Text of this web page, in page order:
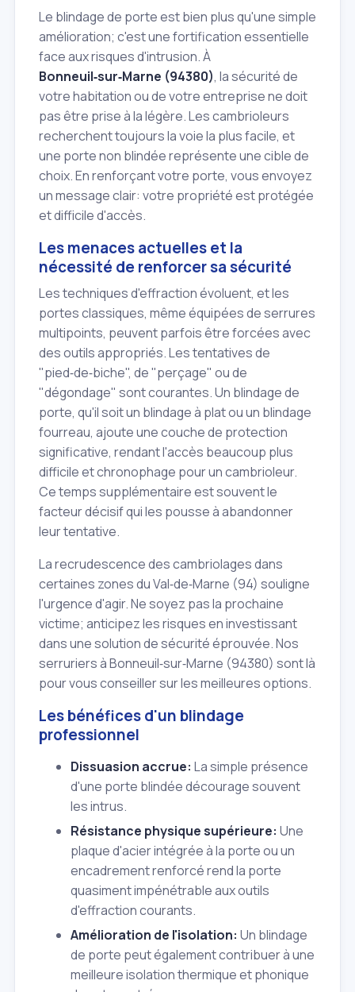
Le blindage de porte est bien plus qu'une simple
amélioration; c'est une fortification essentielle
face aux risques d'intrusion. À
Bonneuil‑sur‑Marne (94380), la sécurité de
votre habitation ou de votre entreprise ne doit
pas être prise à la légère. Les cambrioleurs
recherchent toujours la voie la plus facile, et
une porte non blindée représente une cible de
choix. En renforçant votre porte, vous envoyez
un message clair: votre propriété est protégée
et difficile d'accès.
Les menaces actuelles et la
nécessité de renforcer sa sécurité
Les techniques d'effraction évoluent, et les
portes classiques, même équipées de serrures
multipoints, peuvent parfois être forcées avec
des outils appropriés. Les tentatives de
"pied‑de‑biche", de "perçage" ou de
"dégondage" sont courantes. Un blindage de
porte, qu'il soit un blindage à plat ou un blindage
fourreau, ajoute une couche de protection
significative, rendant l'accès beaucoup plus
difficile et chronophage pour un cambrioleur.
Ce temps supplémentaire est souvent le
facteur décisif qui les pousse à abandonner
leur tentative.
La recrudescence des cambriolages dans
certaines zones du Val‑de‑Marne (94) souligne
l'urgence d'agir. Ne soyez pas la prochaine
victime; anticipez les risques en investissant
dans une solution de sécurité éprouvée. Nos
serruriers à Bonneuil‑sur‑Marne (94380) sont là
pour vous conseiller sur les meilleures options.
Les bénéfices d'un blindage
professionnel
Dissuasion accrue: La simple présence
d'une porte blindée décourage souvent
les intrus.
Résistance physique supérieure: Une
plaque d'acier intégrée à la porte ou un
encadrement renforcé rend la porte
quasiment impénétrable aux outils
d'effraction courants.
Amélioration de l'isolation: Un blindage
de porte peut également contribuer à une
meilleure isolation thermique et phonique